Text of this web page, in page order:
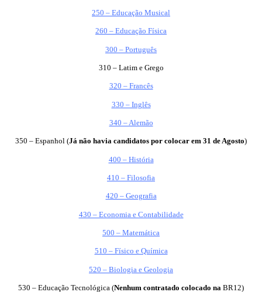
250 – Educação Musical
260 – Educação Física
300 – Português
310 – Latim e Grego
320 – Francês
330 – Inglês
340 – Alemão
350 – Espanhol (Já não havia candidatos por colocar em 31 de Agosto)
400 – História
410 – Filosofia
420 – Geografia
430 – Economia e Contabilidade
500 – Matemática
510 – Físico e Química
520 – Biologia e Geologia
530 – Educação Tecnológica (Nenhum contratado colocado na BR12)